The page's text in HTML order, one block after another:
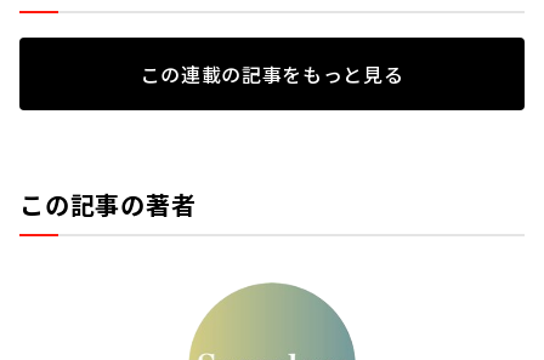
この連載の記事をもっと見る
この記事の著者